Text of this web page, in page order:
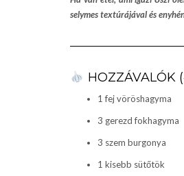
selymes textúrájával és
HOZZÁVALÓK
1 fej vöröshagyma
3 gerezd fokhagyma
3 szem burgonya
1 kisebb sütőtök